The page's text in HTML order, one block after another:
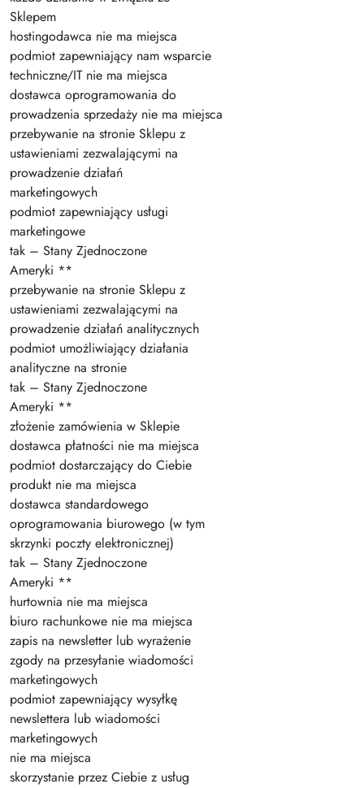
Sklepem
hostingodawca nie ma miejsca
podmiot zapewniający nam wsparcie
techniczne/IT nie ma miejsca
dostawca oprogramowania do
prowadzenia sprzedaży nie ma miejsca
przebywanie na stronie Sklepu z
ustawieniami zezwalającymi na
prowadzenie działań
marketingowych
podmiot zapewniający usługi
marketingowe
tak – Stany Zjednoczone
Ameryki **
przebywanie na stronie Sklepu z
ustawieniami zezwalającymi na
prowadzenie działań analitycznych
podmiot umożliwiający działania
analityczne na stronie
tak – Stany Zjednoczone
Ameryki **
złożenie zamówienia w Sklepie
dostawca płatności nie ma miejsca
podmiot dostarczający do Ciebie
produkt nie ma miejsca
dostawca standardowego
oprogramowania biurowego (w tym
skrzynki poczty elektronicznej)
tak – Stany Zjednoczone
Ameryki **
hurtownia nie ma miejsca
biuro rachunkowe nie ma miejsca
zapis na newsletter lub wyrażenie
zgody na przesyłanie wiadomości
marketingowych
podmiot zapewniający wysyłkę
newslettera lub wiadomości
marketingowych
nie ma miejsca
skorzystanie przez Ciebie z usług